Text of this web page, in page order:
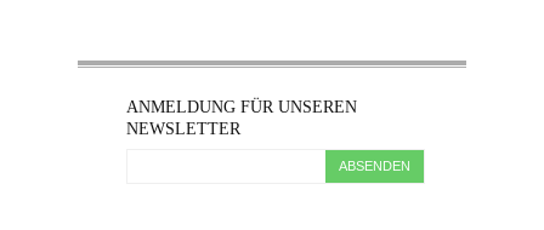
ANMELDUNG FÜR UNSEREN
NEWSLETTER
ABSENDEN